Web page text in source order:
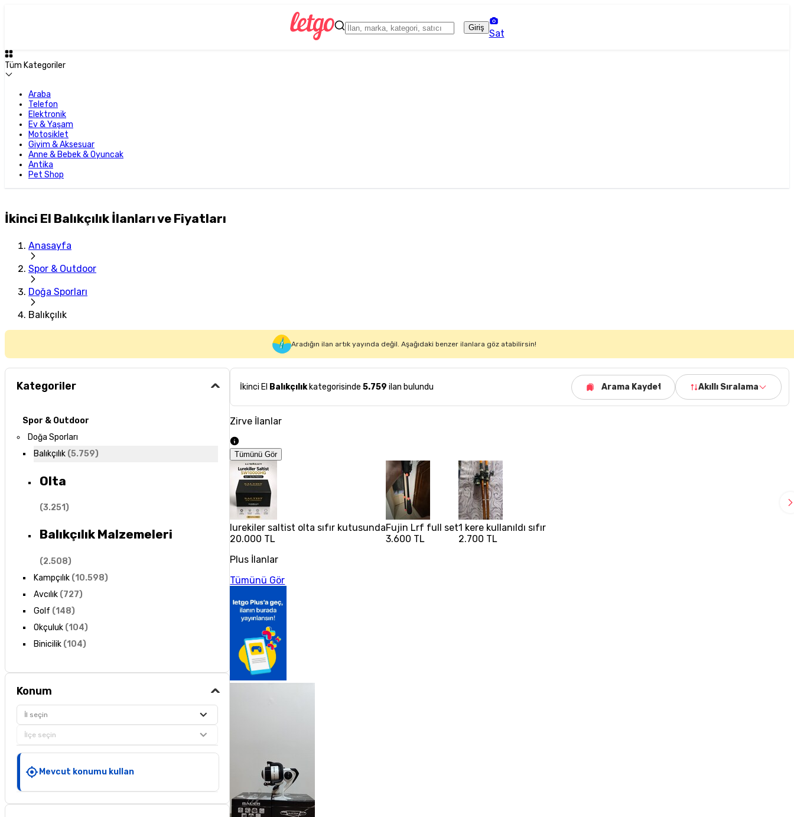
Giriş
Sat
Tüm Kategoriler
Araba
Telefon
Elektronik
Ev & Yaşam
Motosiklet
Giyim & Aksesuar
Anne & Bebek & Oyuncak
Antika
Pet Shop
İkinci El Balıkçılık İlanları ve Fiyatları
Anasayfa
Spor & Outdoor
Doğa Sporları
Balıkçılık
Aradığın ilan artık yayında değil. Aşağıdaki benzer ilanlara göz atabilirsin!
Kategoriler
Spor & Outdoor
Doğa Sporları
Balıkçılık(5.759)
Olta
(3.251)
Balıkçılık Malzemeleri
(2.508)
Kampçılık(10.598)
Avcılık(727)
Golf (148)
Okçuluk(104)
Binicilik(104)
Konum
İl seçin
İlçe seçin
Mevcut konumu kullan
İkinci El Balıkçılıkkategorisinde 5.759 ilan bulundu Arama Kaydet Akıllı Sıralama
Zirve İlanlar
Tümünü Gör
lurekiler saltist olta sıfır kutusunda
20.000 TL
Fujin Lrf full set
3.600 TL
1 kere kullanıldı sıfır
2.700 TL
Plus İlanlar
Tümünü Gör